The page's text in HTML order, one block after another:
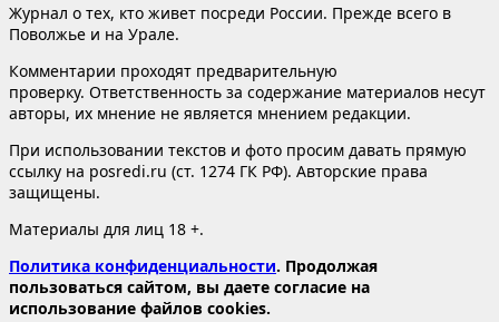
Журнал о тех, кто живет посреди России. Прежде всего в
Поволжье и на Урале.
Комментарии проходят предварительную
проверку. Ответственность за содержание материалов несут
авторы, их мнение не является мнением редакции.
При использовании текстов и фото просим давать прямую
ссылку на posredi.ru (ст. 1274 ГК РФ). Авторские права
защищены.
Материалы для лиц 18 +.
Политика конфиденциальности. Продолжая
пользоваться сайтом, вы даете согласие на
использование файлов cookies.